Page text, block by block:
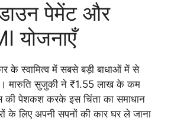
पेमेंट और
योजनाएँ
के स्वामित्व में सबसे बड़ी बाधाओं में से
मारुति सुजुकी ने ₹1.55 लाख के कम
की पेशकश करके इस चिंता का समाधान
के लिए अपनी सपनों की कार घर ले जाना